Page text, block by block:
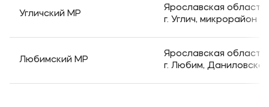
Дополнительное образование
Новости ВУЗа
Угличский МР
Ярославская область,
г. Углич, микрорайон
Любимский МР
Ярославская область,
г. Любим, Даниловская